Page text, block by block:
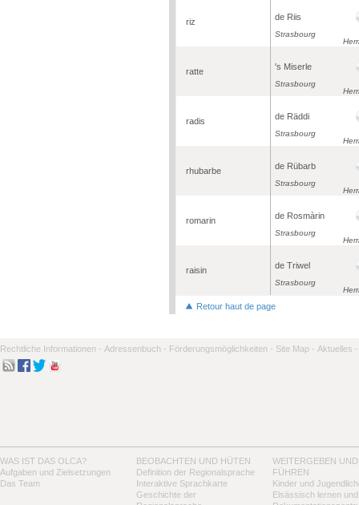
riz de Riis
Strasbourg
ratte 's Miserle
Strasbourg
radis de Räddi
Strasbourg
rhubarbe de Rübarb
Strasbourg
romarin de Rosmàrin
Strasbourg
raisin de Triwel
Strasbourg
Retour haut de page
Rechtliche Informationen - Adressenbuch - Förderungsmöglichkeiten - Site Map - Aktuelles -
WAS IST DAS OLCA?
Aufgaben und Zielsetzungen
Das Team
BEOBACHTEN UND HÜTEN
Definition der Regionalsprache
Interaktive Sprachkarte
Geschichte der
WEITERGEBEN UND
FÜHREN
Kinder und
Elsässisch lernen